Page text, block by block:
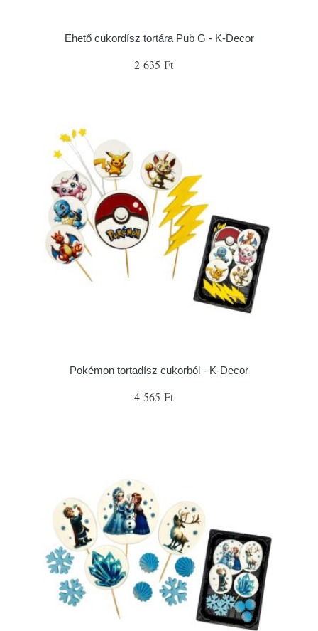
Ehető cukordísz tortára Pub G - K-Decor
2 635 Ft
Pokémon tortadísz cukorból - K-Decor
4 565 Ft